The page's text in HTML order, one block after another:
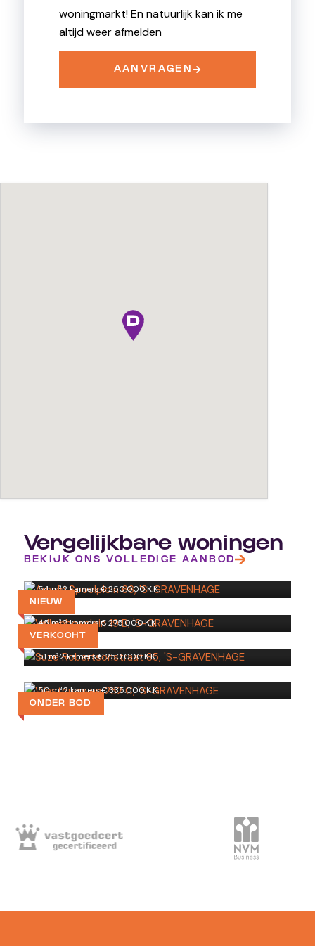
woningmarkt! En natuurlijk kan ik me
altijd weer afmelden
AANVRAGEN
Vergelijkbare woningen
BEKIJK ONS VOLLEDIGE AANBOD
NIEUW
Arnold Spoelplein 66
'S-GRAVENHAGE
54 m²·2 kamers·€ 250.000 K.K.
VERKOCHT
Valkenbosplein 19 B
'S-GRAVENHAGE
45 m²·2 kamers·€ 275.000 K.K.
Suze Robertsonstraat 85
'S-GRAVENHAGE
51 m²·2 kamers·€ 250.000 K.K.
ONDER BOD
Westduinweg 232 C
'S-GRAVENHAGE
50 m²·2 kamers·€ 335.000 K.K.